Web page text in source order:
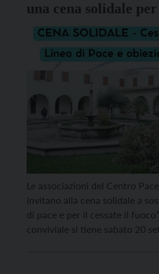
una cena solidale
percorsi di pace
Le associazioni del Centro
invitano alla cena solidale a
di pace e per il cessate il
conviviale si tiene sabato 20